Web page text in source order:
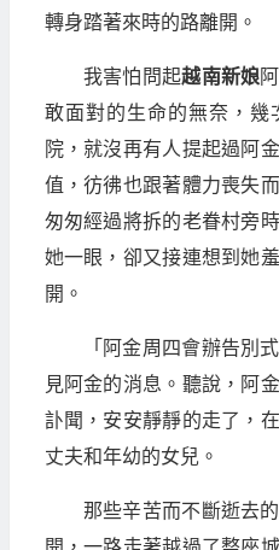
轉身踏著來時的路離開。
我害怕問起越南新娘
敢面對的生命的無奈，幾
院，就沒再有人提起過阿
值，彷彿也跟著體力喪失
匆匆經過將拆的老眷村旁
她一眼，卻又接連想到她
開。
「阿金周四會辦告別
見阿金的消息。聽說，阿
訃聞，安安靜靜的走了，
丈夫和年幼的女兒。
那些辛苦而不斷逝去